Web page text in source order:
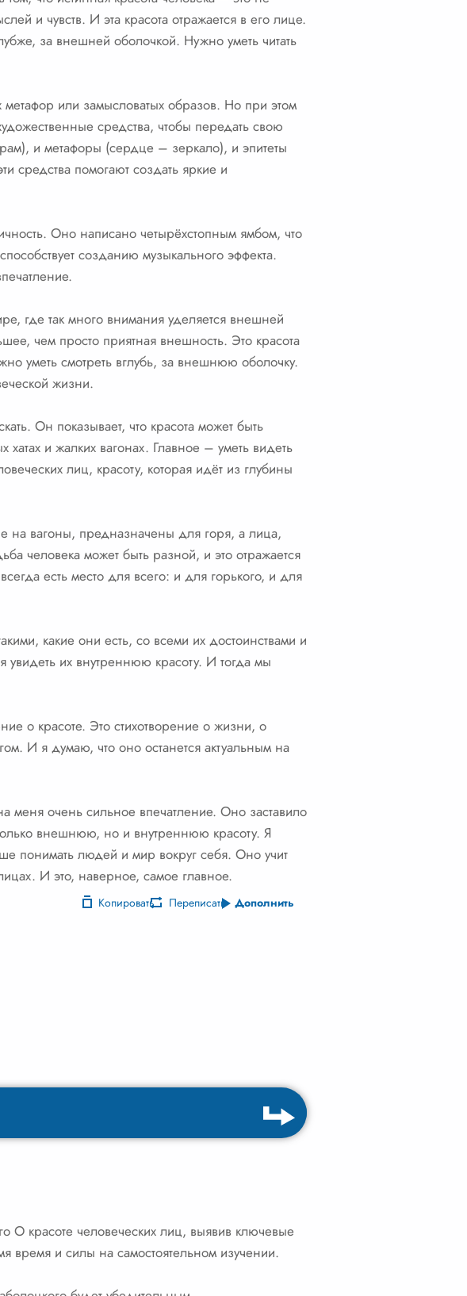
и чувств. И эта красота отражается в его лице.
за внешней оболочкой. Нужно уметь читать
или замысловатых образов. Но при этом
средства, чтобы передать свою
и метафоры (сердце – зеркало), и эпитеты
помогают создать яркие и
Оно написано четырёхстопным ямбом, что
созданию музыкального эффекта.
где так много внимания уделяется внешней
чем просто приятная внешность. Это красота
уметь смотреть вглубь, за внешнюю оболочку.
жизни.
Он показывает, что красота может быть
и жалких вагонах. Главное – уметь видеть
лиц, красоту, которая идёт из глубины
на вагоны, предназначены для горя, а лица,
человека может быть разной, и это отражается
есть место для всего: и для горького, и для
какие они есть, со всеми их достоинствами и
увидеть их внутреннюю красоту. И тогда мы
о красоте. Это стихотворение о жизни, о
И я думаю, что оно останется актуальным на
меня очень сильное впечатление. Оно заставило
внешнюю, но и внутреннюю красоту. Я
понимать людей и мир вокруг себя. Оно учит
И это, наверное, самое главное.
Копировать Переписать Дополнить
О красоте человеческих лиц, выявив ключевые
время и силы на самостоятельном изучении.